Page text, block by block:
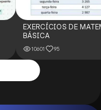
EXERCÍCIOS DE
BÁSICA
10601 95